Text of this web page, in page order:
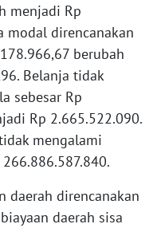
menjadi Rp
modal direncanakan
berubah
Belanja tidak
sebesar Rp
Rp 2.665.522.090.
mengalami
daerah direncanakan
daerah sisa